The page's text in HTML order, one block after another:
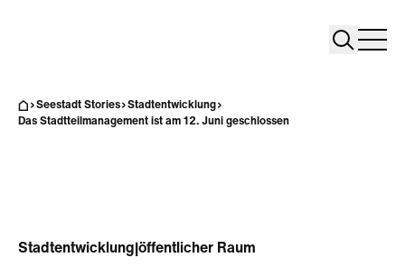
Search
Seestadt Stories
Stadtentwicklung
Das Stadtteilmanagement ist am 12. Juni geschlossen
Stadtentwicklung öffentlicher Raum